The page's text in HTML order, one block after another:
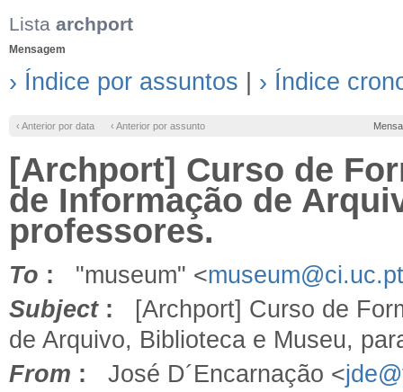
Lista archport
Mensagem
› Índice por assuntos › Índice
‹ Anterior por data ‹ Anterior por assunto
[Archport] Curso de
de Informação de
professores.
To : "museum" <museum@ci.uc.pt
Subject: [Archport] Curso de
de Arquivo, Biblioteca e Museu,
From : José D´Encarnação <